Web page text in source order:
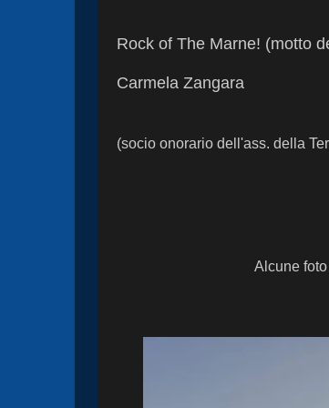
Rock of The Marne! (motto
Carmela Zangara
(socio onorario dell'ass. della
Alcune